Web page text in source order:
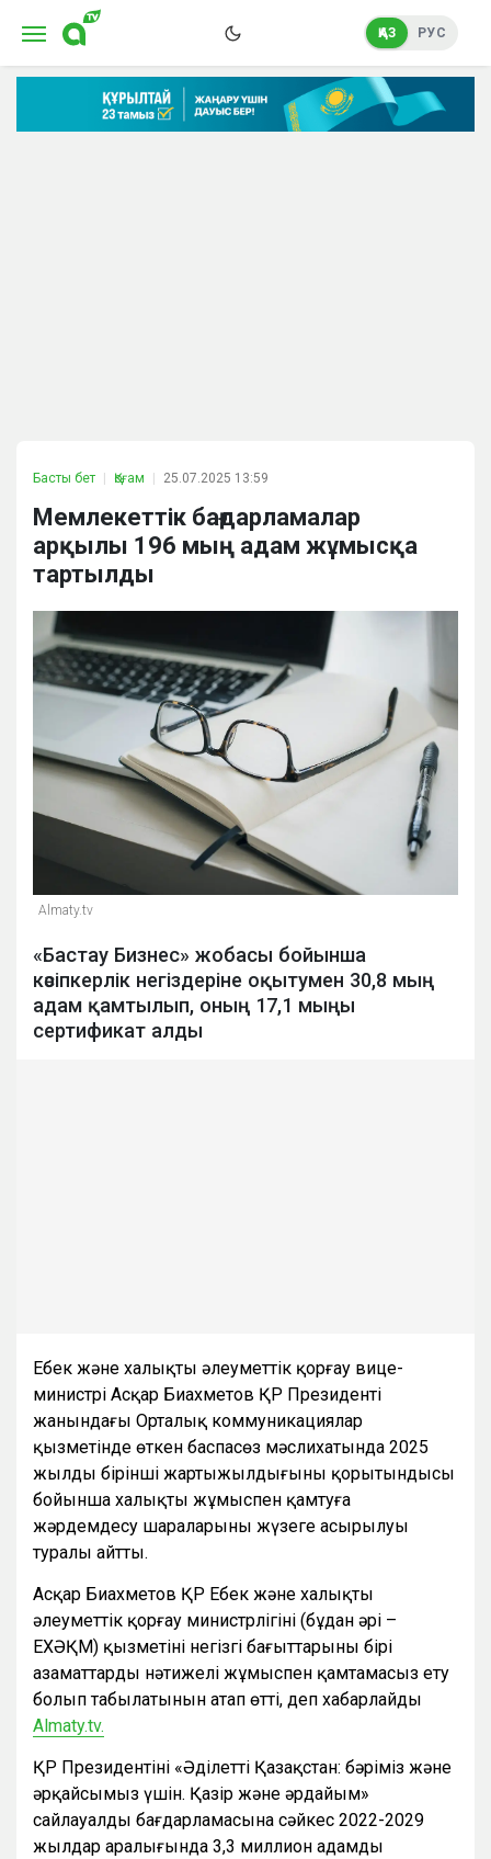
ҚАЗ РУС
Басты бет Қоғам 25.07.2025 13:59
Мемлекеттік бағдарламалар
арқылы 196 мың адам жұмысқа
тартылды
Almaty.tv
«Бастау Бизнес» жобасы бойынша
кәсіпкерлік негіздеріне оқытумен 30,8 мың
адам қамтылып, оның 17,1 мыңы
сертификат алды
Еңбек және халықты әлеуметтік қорғау вице-
министрі Асқар Биахметов ҚР Президенті
жанындағы Орталық коммуникациялар
қызметінде өткен баспасөз мәслихатында 2025
жылдың бірінші жартыжылдығының қорытындысы
бойынша халықты жұмыспен қамтуға
жәрдемдесу шараларының жүзеге асырылуы
туралы айтты.
Асқар Биахметов ҚР Еңбек және халықты
әлеуметтiк қорғау министрлiгiнiң (бұдан әрi –
ЕХӘҚМ) қызметiнiң негiзгi бағыттарының бiрi
азаматтарды нәтижелi жұмыспен қамтамасыз ету
болып табылатынын атап өттi, деп хабарлайды
Almaty.tv.
ҚР Президентінің «Әділетті Қазақстан: бәріміз және
әрқайсымыз үшін. Қазір және әрдайым»
сайлауалды бағдарламасына сәйкес 2022-2029
жылдар аралығында 3,3 миллион адамды